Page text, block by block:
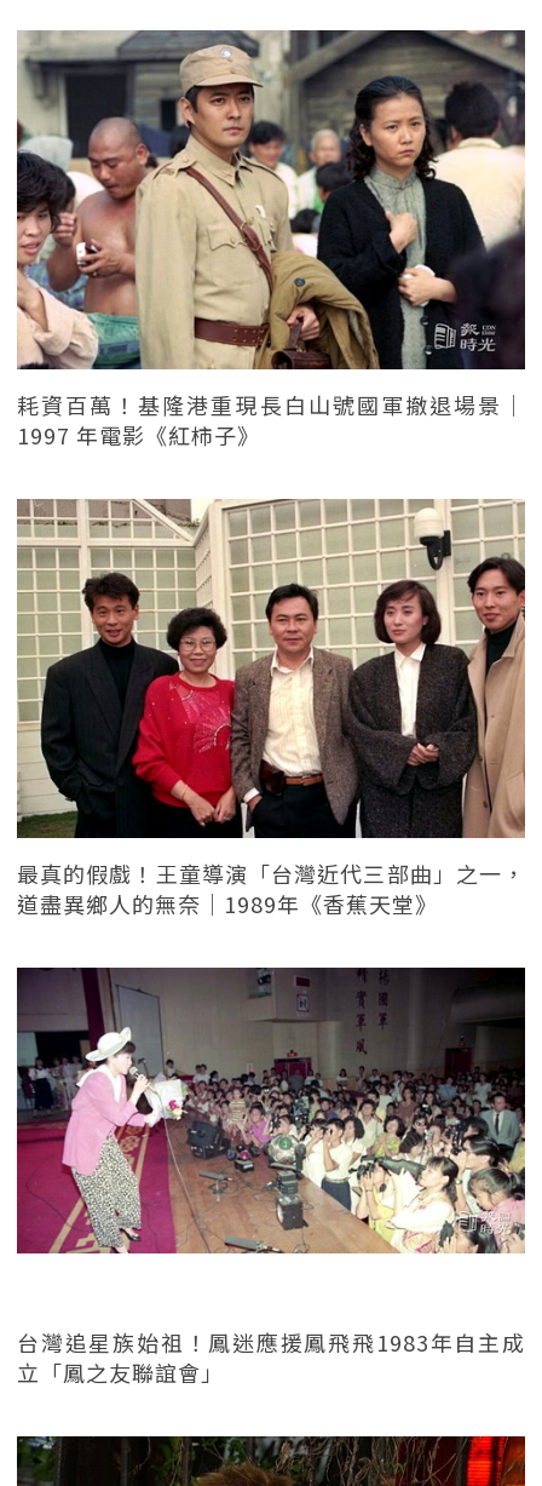
耗資百萬！基隆港重現長白山號國軍撤退場景｜
1997 年電影《紅柿子》
最真的假戲！王童導演「台灣近代三部曲」之一，
道盡異鄉人的無奈｜1989年《香蕉天堂》
台灣追星族始祖！鳳迷應援鳳飛飛1983年自主成
立「鳳之友聯誼會」